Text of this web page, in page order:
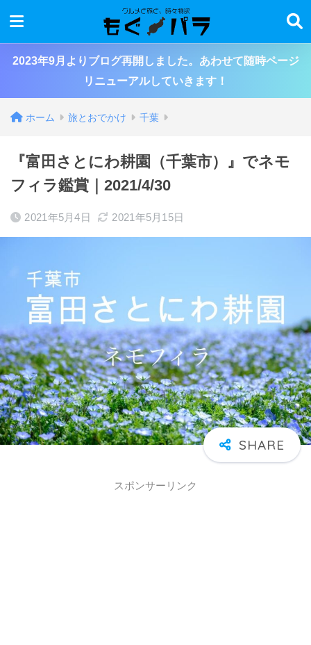
2023年9月よりブログ再開しました。あわせて随時ページ
リニューアルしていきます！
ホーム 旅とおでかけ 千葉
『富田さとにわ耕園（千葉市）』でネモ
フィラ鑑賞｜2021/4/30
2021年5月4日 2021年5月15日
スポンサーリンク